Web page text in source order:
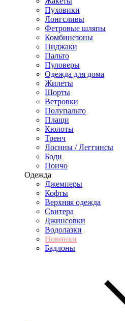
Пуховики
Лонгсливы
Фетровые шляпы
Комбинезоны
Пиджаки
Пальто
Пуловеры
Одежда для дома
Жилеты
Шорты
Ветровки
Полупальто
Плащи
Кюлоты
Тренч
Лосины / Леггинсы
Боди
Пончо
Одежда
Джемперы
Кофты
Верхняя одежда
Свитера
Джинсовки
Водолазки
Новинки
Бадлоны